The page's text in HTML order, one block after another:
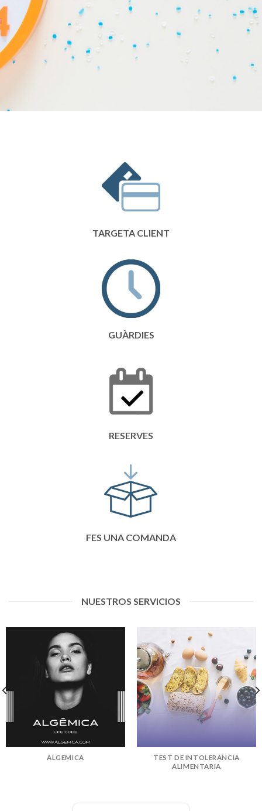
TARGETA CLIENT
GUÀRDIES
RESERVES
FES UNA COMANDA
NUESTROS SERVICIOS
ALGEMICA
TEST DE INTOLERANCIA
ALIMENTARIA